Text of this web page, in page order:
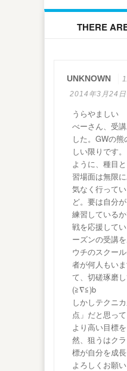
THERE
UNKNOWN
2014年3月24日
うらやましい
べーさん、受
した。GWの
しい限りです
ように、種目
習場面は無限
気なく行って
ど。要は自分
練習している
戦を応援して
ーズンの受講
ウチのスクー
者が何人もい
て、切磋琢磨
(≧∇≦)b
しかしテクニ
点」だと思って
より高い目標
然、狙うはク
標が自分を成
よろしくお願